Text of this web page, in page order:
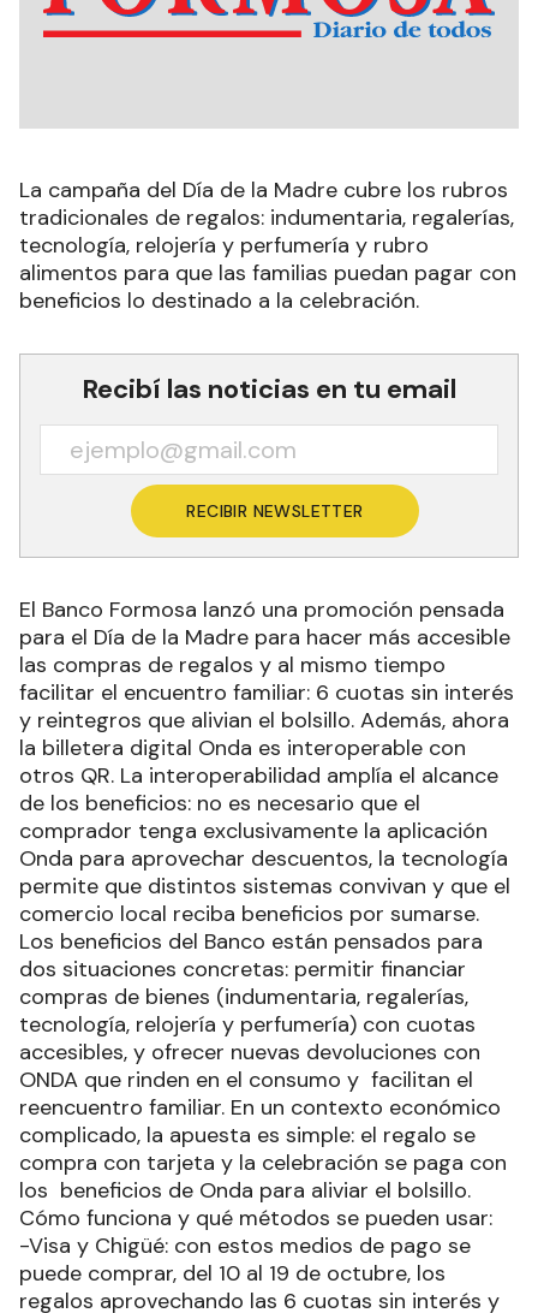
La campaña del Día de la Madre cubre los rubros
tradicionales de regalos: indumentaria, regalerías,
tecnología, relojería y perfumería y rubro
alimentos para que las familias puedan pagar con
beneficios lo destinado a la celebración.
Recibí las noticias en tu email
RECIBIR NEWSLETTER
El Banco Formosa lanzó una promoción pensada
para el Día de la Madre para hacer más accesible
las compras de regalos y al mismo tiempo
facilitar el encuentro familiar: 6 cuotas sin interés
y reintegros que alivian el bolsillo. Además, ahora
la billetera digital Onda es interoperable con
otros QR. La interoperabilidad amplía el alcance
de los beneficios: no es necesario que el
comprador tenga exclusivamente la aplicación
Onda para aprovechar descuentos, la tecnología
permite que distintos sistemas convivan y que el
comercio local reciba beneficios por sumarse.
Los beneficios del Banco están pensados para
dos situaciones concretas: permitir financiar
compras de bienes (indumentaria, regalerías,
tecnología, relojería y perfumería) con cuotas
accesibles, y ofrecer nuevas devoluciones con
ONDA que rinden en el consumo y facilitan el
reencuentro familiar. En un contexto económico
complicado, la apuesta es simple: el regalo se
compra con tarjeta y la celebración se paga con
los beneficios de Onda para aliviar el bolsillo.
Cómo funciona y qué métodos se pueden usar:
-Visa y Chigüé: con estos medios de pago se
puede comprar, del 10 al 19 de octubre, los
regalos aprovechando las 6 cuotas sin interés y